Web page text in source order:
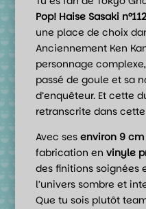
Pop! Haise Sasaki
une place de choix
Anciennement Ken
personnage
passé de goule et sa
d’enquêteur. Et cette
retranscrite dans
Avec ses environ 9
fabrication en vinyle
des finitions soignées
l’univers sombre et
Que tu sois plutôt